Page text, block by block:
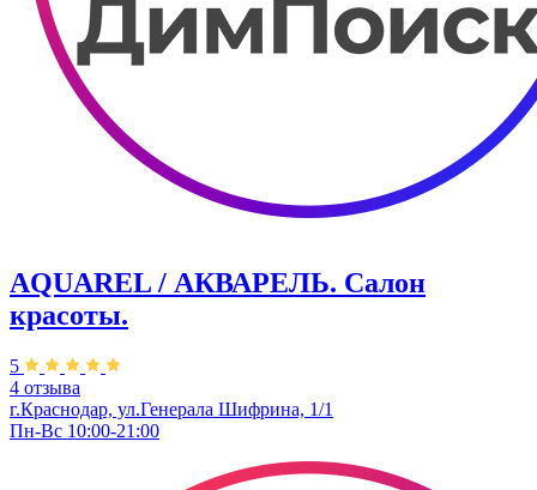
AQUAREL / АКВАРЕЛЬ. Салон
красоты.
5
4 отзыва
г.Краснодар, ул.Генерала Шифрина, 1/1
Пн-Вс 10:00-21:00